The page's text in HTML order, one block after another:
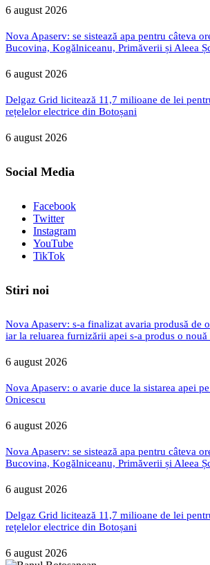
6 august 2026
Nova Apaserv: se sistează apa pentru câteva
Bucovina, Kogălniceanu, Primăverii și Aleea
6 august 2026
Delgaz Grid licitează 11,7 milioane de lei
rețelelor electrice din Botoșani
6 august 2026
Social Media
Facebook
Twitter
Instagram
YouTube
TikTok
Stiri noi
Nova Apaserv: s-a finalizat avaria produsă de
iar la reluarea furnizării apei s-a produs o nouă
6 august 2026
Nova Apaserv: o avarie duce la sistarea apei
Onicescu
6 august 2026
Nova Apaserv: se sistează apa pentru câteva
Bucovina, Kogălniceanu, Primăverii și Aleea
6 august 2026
Delgaz Grid licitează 11,7 milioane de lei
rețelelor electrice din Botoșani
6 august 2026